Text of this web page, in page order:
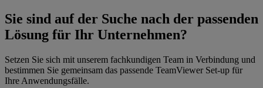
Sie sind auf der Suche nach der passenden
Lösung für Ihr Unternehmen?
Setzen Sie sich mit unserem fachkundigen Team in Verbindung und
bestimmen Sie gemeinsam das passende TeamViewer Set-up für
Ihre Anwendungsfälle.